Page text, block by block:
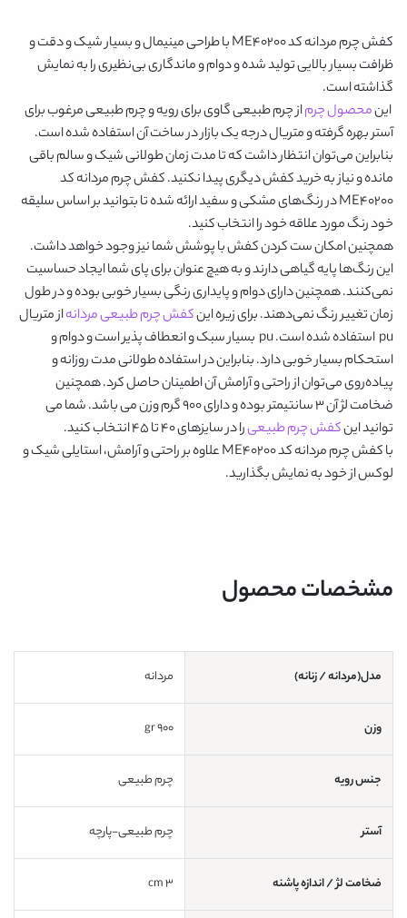
کفش چرم مردانه کد ME40200
با طراحی مینیمال و بسیار شیک و دقت و
ظرافت بسیار بالایی تولید شده و دوام و ماندگاری بی‌نظیری را به نمایش
گذاشته است.
اینمحصول چرماز چرم طبیعی گاوی برای رویه و چرم طبیعی مرغوب برای
آستر بهره گرفته و متریال درجه یک بازار در ساخت آن استفاده شده است.
بنابراین می‌توان انتظار داشت که تا مدت زمان طولانی شیک و سالم باقی
مانده و نیاز به خرید کفش دیگری پیدا نکنید.کفش چرم مردانه کد
ME40200در رنگ‌هایمشکی و سفیدارائه شده تا بتوانید بر اساس سلیقه
خود رنگ مورد علاقه خود را انتخاب کنید.
همچنین امکان ست کردن کفش با پوشش شما نیز وجود خواهد داشت.
این رنگ‌ها پایه گیاهی دارند و به هیچ عنوان برای پای شما ایجاد حساسیت
نمی‌کنند. همچنین دارای دوام و پایداری رنگی بسیار خوبی بوده و در طول
زمان تغییر رنگ نمی‌دهند. برای زیره اینکفش چرم طبیعی مردانهاز متریال
pu استفاده شده است. pu بسیار سبک و انعطاف پذیر است و دوام و
استحکام بسیار خوبی دارد. بنابراین در استفاده طولانی مدت روزانه و
پیاده‌روی می‌توان از راحتی و آرامش آن اطمینان حاصل کرد. همچنین
ضخامت لژ آن 3 سانتیمتر بوده و دارای 900 گرم وزن می باشد. شما می
توانید اینکفش چرم طبیعیرا در سایزهای 40 تا 45 انتخاب کنید.
کفش چرم مردانه کد ME40200
علاوه بر راحتی و آرامش، استایلی شیک و
لوکس از خود به نمایش بگذارید.
مشخصات محصول
مدل(مردانه / زنانه) مردانه
وزن 900 gr
جنس رویه چرم طبیعی
آستر چرم طبیعی-پارچه
ضخامت لژ / اندازه پاشنه